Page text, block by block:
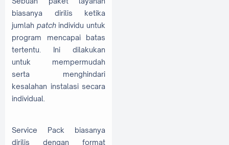
biasanya dirilis ketika
jumlah patchindividu untuk
program mencapai batas
tertentu. Ini dilakukan
untuk mempermudah
serta menghindari
kesalahan instalasi secara
individual.
Service Pack biasanya
dirilis dengan format